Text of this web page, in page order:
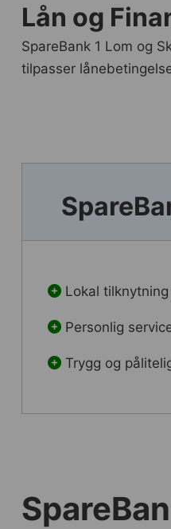
Lån og
SpareBank 1 Lom og
tilpasser
Lokal
Personlig
Trygg og